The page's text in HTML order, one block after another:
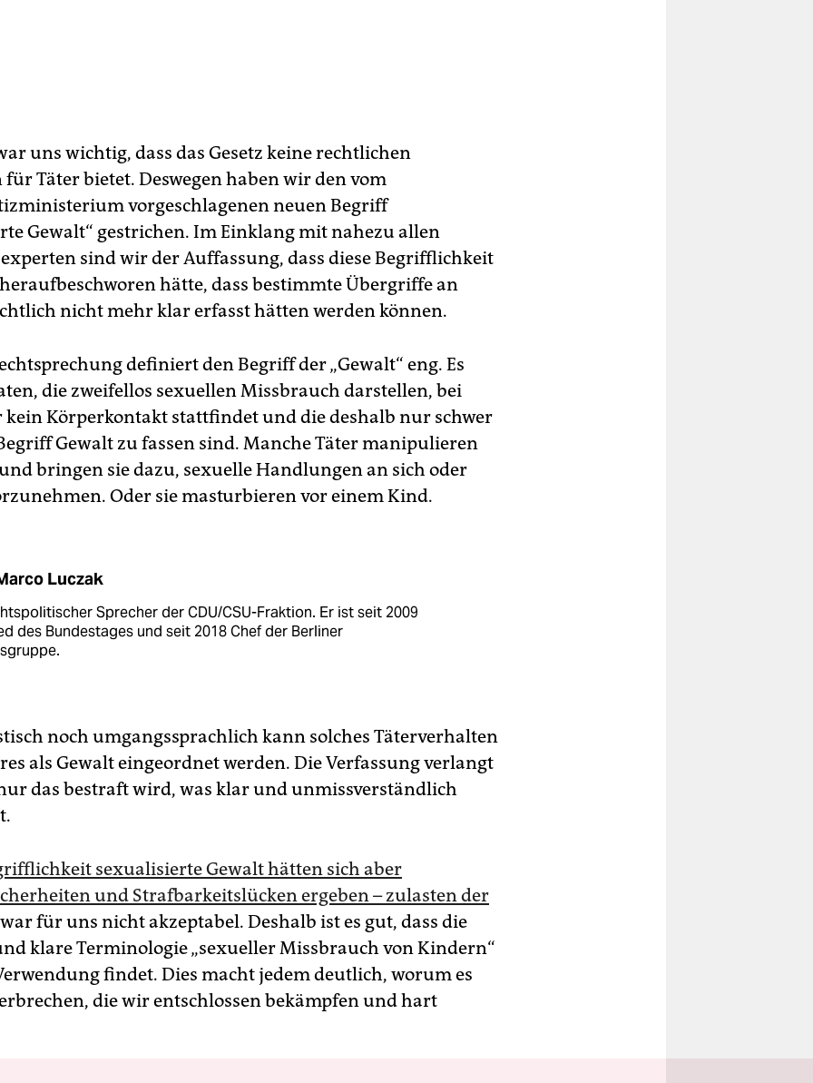
uns wichtig, dass das Gesetz keine rechtlichen
Täter bietet. Deswegen haben wir den vom
vorgeschlagenen neuen Begriff
Gewalt“ gestrichen. Im Einklang mit nahezu allen
sind wir der Auffassung, dass diese Begrifflichkeit
hätte, dass bestimmte Übergriffe an
nicht mehr klar erfasst hätten werden können.
definiert den Begriff der „Gewalt“ eng. Es
die zweifellos sexuellen Missbrauch darstellen, bei
kein Körperkontakt stattfindet und die deshalb nur schwer
Gewalt zu fassen sind. Manche Täter manipulieren
bringen sie dazu, sexuelle Handlungen an sich oder
Oder sie masturbieren vor einem Kind.
Luczak
Sprecher der CDU/CSU-Fraktion. Er ist seit 2009
des Bundes­tages und seit 2018 Chef der Berliner
noch umgangssprachlich kann solches Täterverhalten
als Gewalt eingeordnet werden. Die Verfassung verlangt
das bestraft wird, was klar und unmissverständlich
sexualisierte Gewalt hätten sich aber
und Strafbarkeitslücken ergeben – zulasten der
für uns nicht akzeptabel. Deshalb ist es gut, dass die
klare Terminologie „sexueller Missbrauch von Kindern“
findet. Dies macht jedem deutlich, worum es
die wir entschlossen bekämpfen und hart